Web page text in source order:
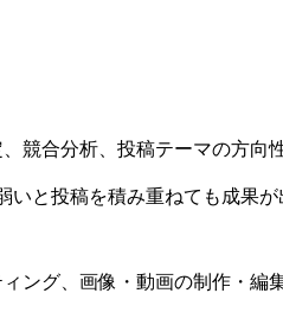
競合分析、投稿テーマの方向
と投稿を積み重ねても成果が
ング、画像・動画の制作・編